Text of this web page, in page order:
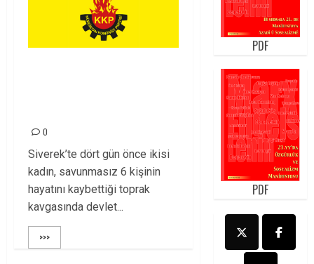
0
Siverek’te dört gün önce ikisi
kadın, savunmasız 6 kişinin
hayatını kaybettiği toprak
kavgasında devlet...
>>>
PDF
PDF